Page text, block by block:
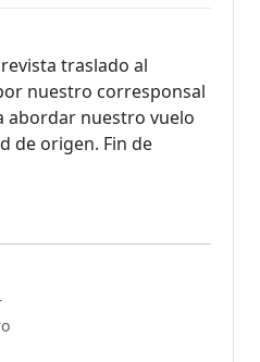
traslado al
nuestro corresponsal
abordar nuestro vuelo
de origen. Fin de